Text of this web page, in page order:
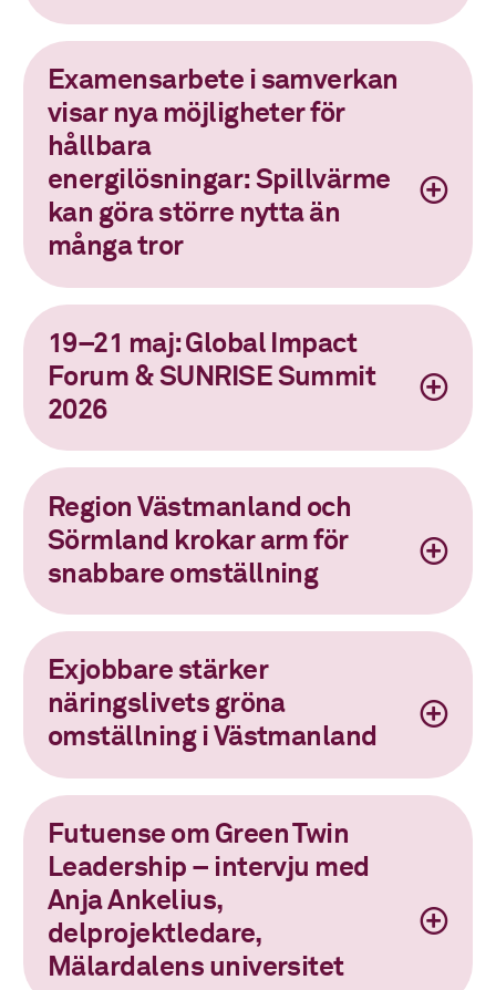
Examensarbete i samverkan
visar nya möjligheter för
hållbara
energilösningar: Spillvärme
kan göra större nytta än
många tror
19–21 maj: Global Impact
Forum & SUNRISE Summit
2026
Region Västmanland och
Sörmland krokar arm för
snabbare omställning
Exjobbare stärker
näringslivets gröna
omställning i Västmanland
Futuense om Green Twin
Leadership – intervju med
Anja Ankelius,
delprojektledare,
Mälardalens universitet